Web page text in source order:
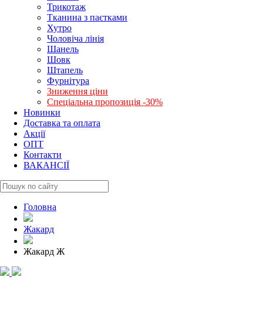
Трикотаж
Тканина з паєтками
Хутро
Чоловіча лінія
Шанель
Шовк
Штапель
Фурнітура
Зниження ціни
Спеціальна пропозиція -30%
Новинки
Доставка та оплата
Акції
ОПТ
Контакти
ВАКАНСІЇ
Головна
Жакард
Жакард Ж